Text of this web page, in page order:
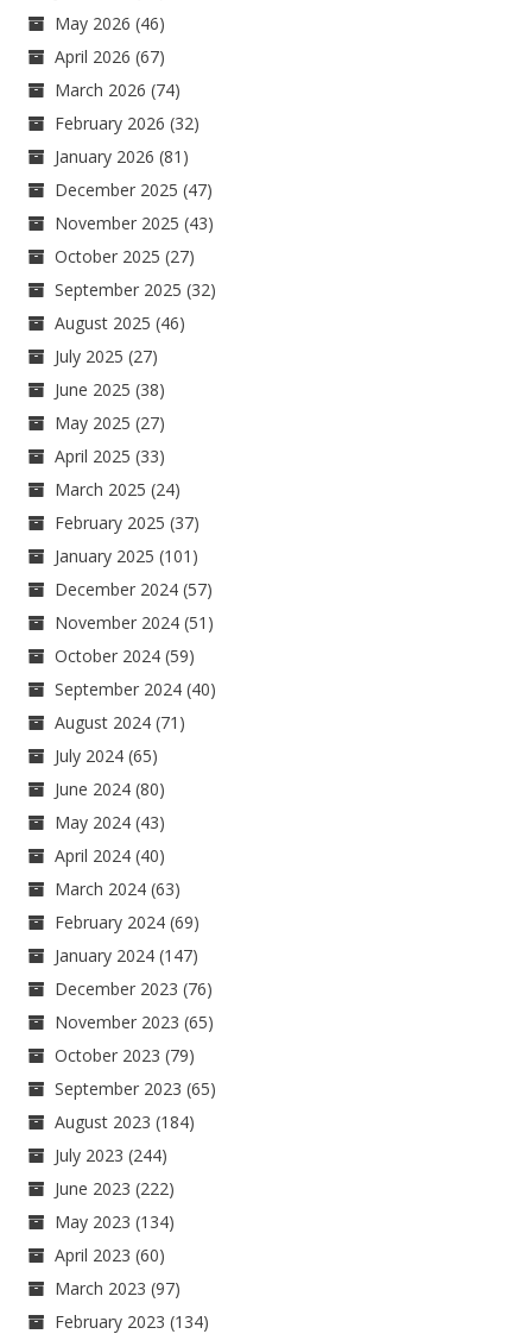
May 2026 (46)
April 2026 (67)
March 2026 (74)
February 2026 (32)
January 2026 (81)
December 2025 (47)
November 2025 (43)
October 2025 (27)
September 2025 (32)
August 2025 (46)
July 2025 (27)
June 2025 (38)
May 2025 (27)
April 2025 (33)
March 2025 (24)
February 2025 (37)
January 2025 (101)
December 2024 (57)
November 2024 (51)
October 2024 (59)
September 2024 (40)
August 2024 (71)
July 2024 (65)
June 2024 (80)
May 2024 (43)
April 2024 (40)
March 2024 (63)
February 2024 (69)
January 2024 (147)
December 2023 (76)
November 2023 (65)
October 2023 (79)
September 2023 (65)
August 2023 (184)
July 2023 (244)
June 2023 (222)
May 2023 (134)
April 2023 (60)
March 2023 (97)
February 2023 (134)